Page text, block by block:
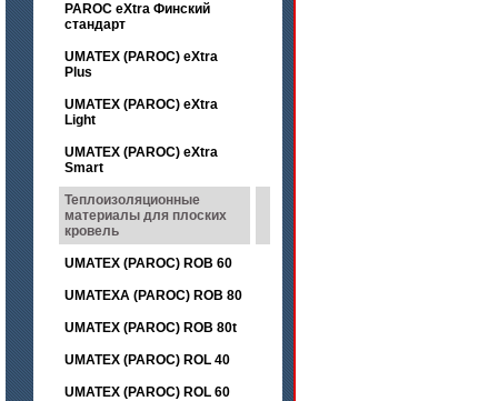
PAROC eXtra Финский
стандарт
UMATEX (PAROC) eXtra
Plus
UMATEX (PAROC) eXtra
Light
UMATEX (PAROC) eXtra
Smart
Теплоизоляционные
материалы для плоских
кровель
UMATEX (PAROC) ROB 60
UMATEXA (PAROC) ROB 80
UMATEX (PAROC) ROB 80t
UMATEX (PAROC) ROL 40
UMATEX (PAROC) ROL 60